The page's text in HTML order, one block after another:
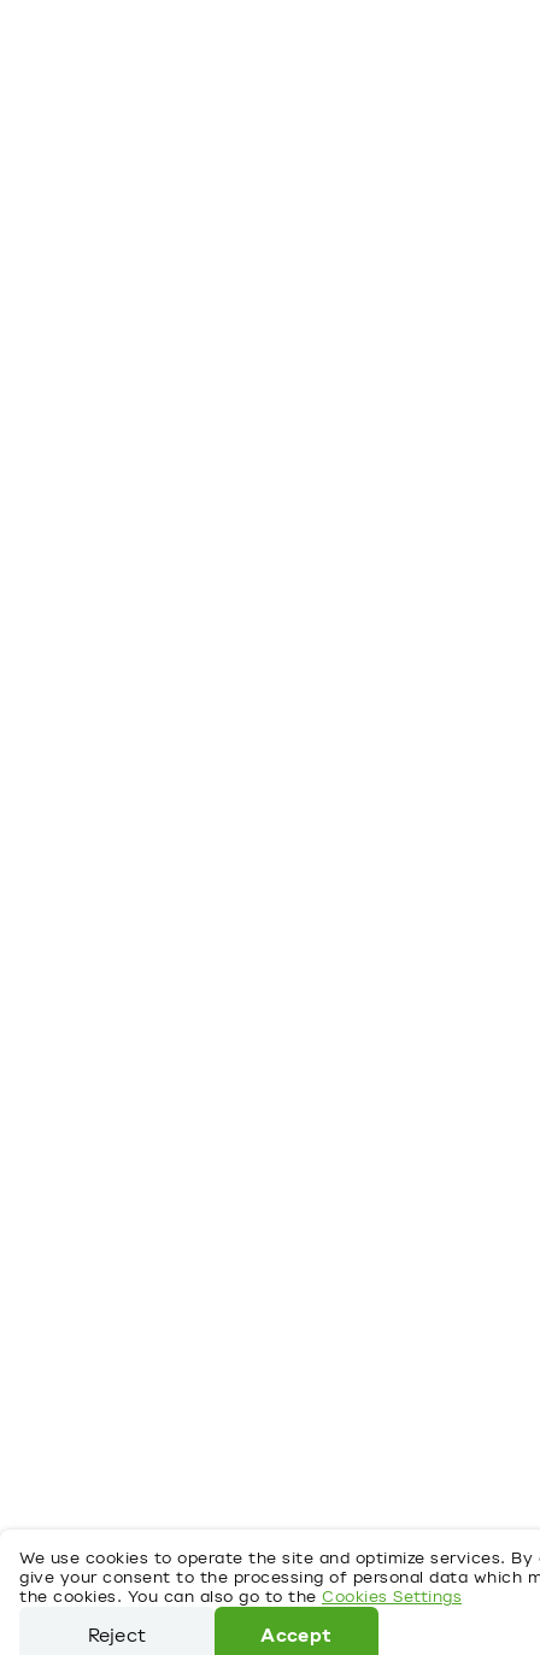
We use cookies to operate the site and optimize services. By
give your consent to the processing of personal data which
the cookies. You can also go to the Cookies Settings
Reject Accept